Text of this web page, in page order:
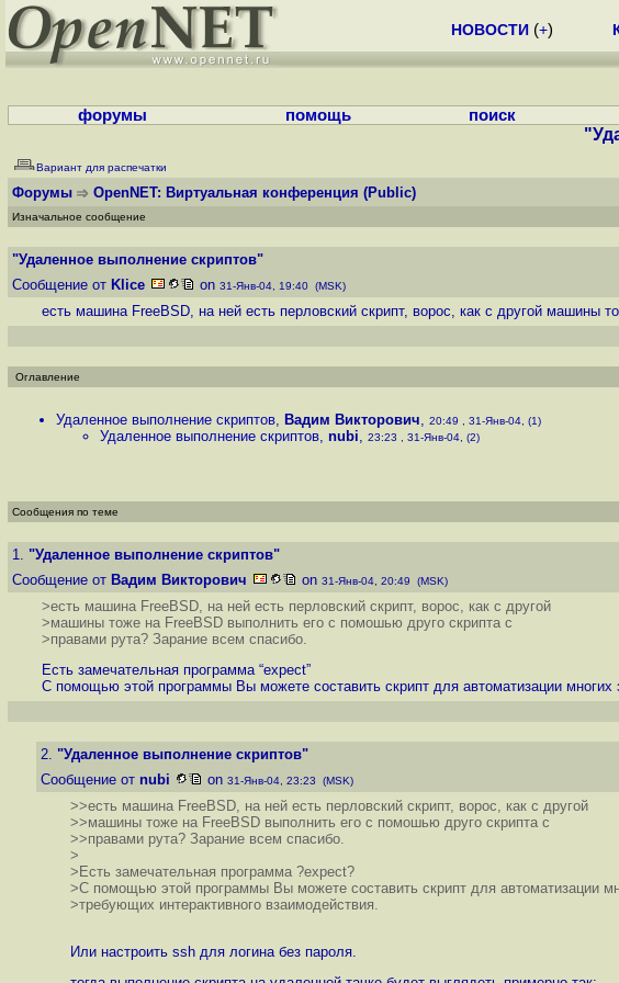
НОВОСТИ (+)
форумы помощь поиск
Вариант для распечатки
Форумы OpenNET: Виртуальная конференция (Public)
Изначальное сообщение
"Удаленное выполнение скриптов"
Сообщение от Klice on 31-Янв-04, 19:40 (MSK)
есть машина FreeBSD, на ней есть перловский скрипт, ворос, как с другой машины
Оглавление
Удаленное выполнение скриптов, Вадим Викторович, 20:49 , 31-Янв-04, (1)
Удаленное выполнение скриптов, nubi, 23:23 , 31-Янв-04, (2)
Сообщения по теме
1. "Удаленное выполнение скриптов"
Сообщение от Вадим Викторович on 31-Янв-04, 20:49 (MSK)
>есть машина FreeBSD, на ней есть перловский скрипт, ворос, как с другой
>машины тоже на FreeBSD выполнить его с помошью друго скрипта с
>правами рута? Зарание всем спасибо.
Есть замечательная программа “expect”
С помощью этой программы Вы можете составить скрипт для автоматизации многих
2. "Удаленное выполнение скриптов"
Сообщение от nubi on 31-Янв-04, 23:23 (MSK)
>>есть машина FreeBSD, на ней есть перловский скрипт, ворос, как с другой
>>машины тоже на FreeBSD выполнить его с помошью друго скрипта с
>>правами рута? Зарание всем спасибо.
>
>Есть замечательная программа ?expect?
>С помощью этой программы Вы можете составить скрипт для автоматизации
>требующих интерактивного взаимодействия.
Или настроить ssh для логина без пароля.